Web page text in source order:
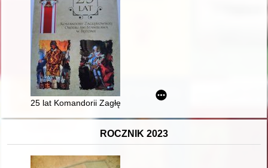
25 lat Komandorii Zagłębiowskiej Orderu św. Stanisława w
ROCZNIK 2023